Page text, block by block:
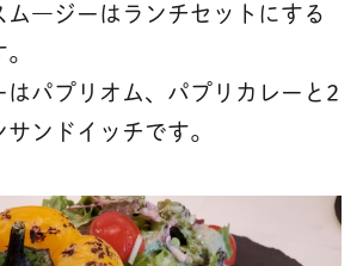
ム―ジーはランチセットにする
はパプリオム、パプリカレーと2
ンドイッチです。